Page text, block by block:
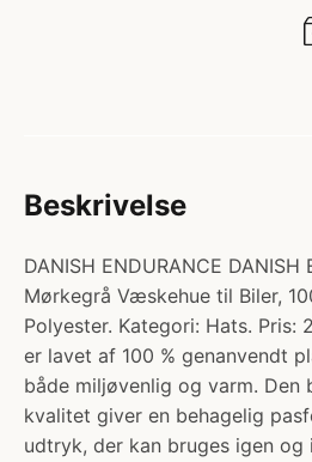
Beskrivelse
DANISH ENDURANCE DANISH
Mørkegrå Væskehue til Biler,
Polyester. Kategori: Hats. Pris:
er lavet af 100 % genanvendt
både miljøvenlig og varm. Den
kvalitet giver en behagelig
udtryk, der kan bruges igen og